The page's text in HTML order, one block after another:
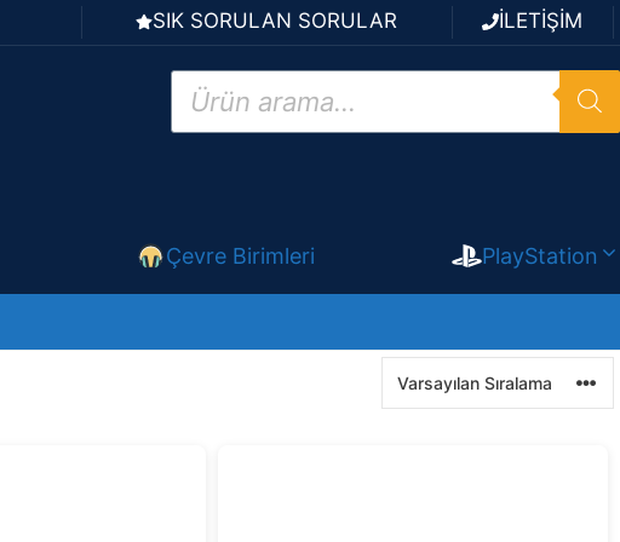
SIK SORULAN SORULAR İLETİŞİM
Products
search
Çevre Birimleri PlayStation